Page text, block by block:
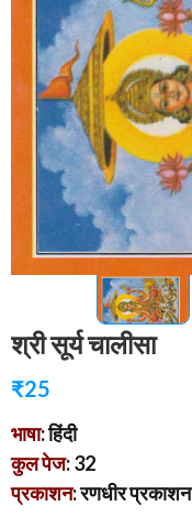
श्री सूर्य चालीसा
₹25
भाषा: हिंदी
कुल पेज: 32
प्रकाशन: रणधीर प्रकाशन